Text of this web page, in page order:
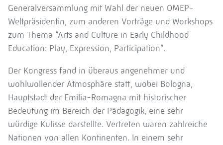
Generalversammlung mit Wahl der neuen OMEP-
Weltpräsidentin, zum anderen Vorträge und Workshops
zum Thema “Arts and Culture in Early Childhood
Education: Play, Expression, Participation”.
Der Kongress fand in überaus angenehmer und
wohlwollender Atmosphäre statt, wobei Bologna,
Hauptstadt der Emilia-Romagna mit historischer
Bedeutung im Bereich der Pädagogik, eine sehr
würdige Kulisse darstellte. Vertreten waren zahlreiche
Nationen von allen Kontinenten. In einem sehr